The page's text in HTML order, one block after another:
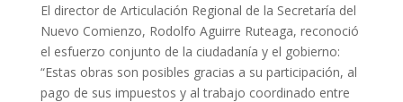
El director de Articulación Regional de la Secretaría del
Nuevo Comienzo, Rodolfo Aguirre Ruteaga, reconoció
el esfuerzo conjunto de la ciudadanía y el gobierno:
“Estas obras son posibles gracias a su participación, al
pago de sus impuestos y al trabajo coordinado entre